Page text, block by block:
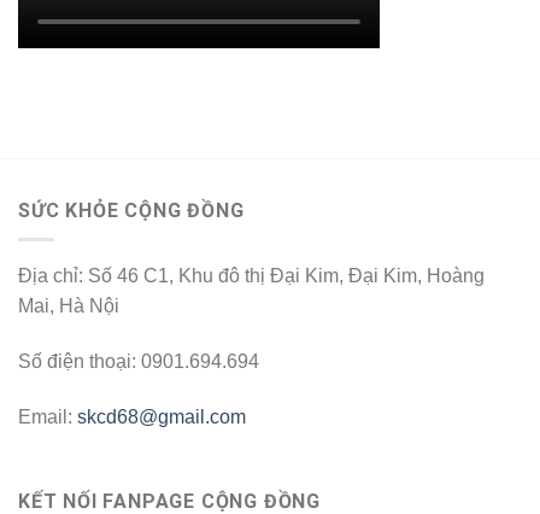
SỨC KHỎE CỘNG ĐỒNG
Địa chỉ: Số 46 C1, Khu đô thị Đại Kim, Đại Kim, Hoàng
Mai, Hà Nội
Số điện thoại: 0901.694.694
Email: skcd68@gmail.com
KẾT NỐI FANPAGE CỘNG ĐỒNG